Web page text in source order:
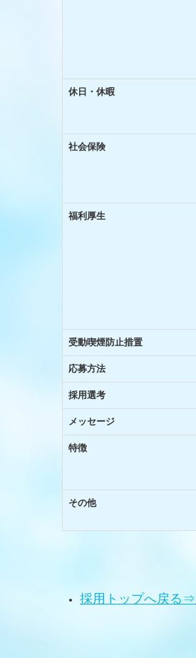
休日・休暇
社会保険
福利厚生
受動喫煙防止措置
応募方法
採用選考
メッセージ
特徴
その他
採用トップへ戻る⇒